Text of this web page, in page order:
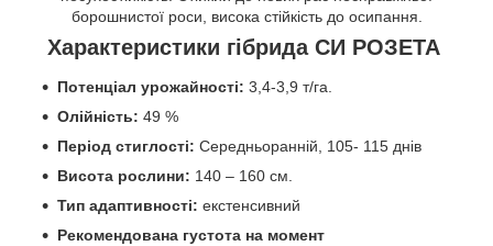
борошнистої роси, висока стійкість до осипання.
Характеристики гібрида СИ РОЗЕТА
Потенціал урожайності: 3,4-3,9 т/га.
Олійність: 49 %
Період стиглості: Середньоранній, 105- 115 днів
Висота рослини: 140 – 160 см.
Тип адаптивності: екстенсивний
Рекомендована густота на момент